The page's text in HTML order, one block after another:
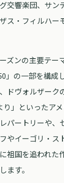
交響楽団、サン
ス・フィルハー
ズンの主要テー
」の一部を構成し
ドヴォルザーク
り」といったア
パートリーや、
やイーゴリ・ス
祖国を追われた
ます。